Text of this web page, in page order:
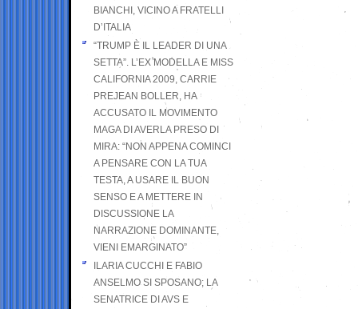
BIANCHI, VICINO A FRATELLI
D’ITALIA
“TRUMP È IL LEADER DI UNA
SETTA”. L’EX MODELLA E MISS
CALIFORNIA 2009, CARRIE
PREJEAN BOLLER, HA
ACCUSATO IL MOVIMENTO
MAGA DI AVERLA PRESO DI
MIRA: “NON APPENA COMINCI
A PENSARE CON LA TUA
TESTA, A USARE IL BUON
SENSO E A METTERE IN
DISCUSSIONE LA
NARRAZIONE DOMINANTE,
VIENI EMARGINATO”
ILARIA CUCCHI E FABIO
ANSELMO SI SPOSANO; LA
SENATRICE DI AVS E